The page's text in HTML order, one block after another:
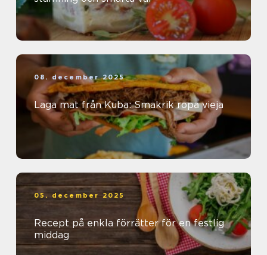
08. december 2025
Laga mat från Kuba: Smakrik ropa vieja
05. december 2025
Recept på enkla förrätter för en festlig
middag